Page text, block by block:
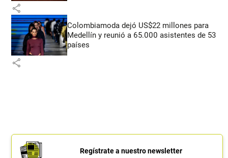
share
Colombiamoda dejó US$22 millones para
Medellín y reunió a 65.000 asistentes de 53
países
share
Regístrate a nuestro newsletter